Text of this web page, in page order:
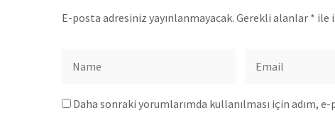
E-posta adresiniz yayınlanmayacak. Gerekli alanlar * ile
Daha sonraki yorumlarımda kullanılması için adım,